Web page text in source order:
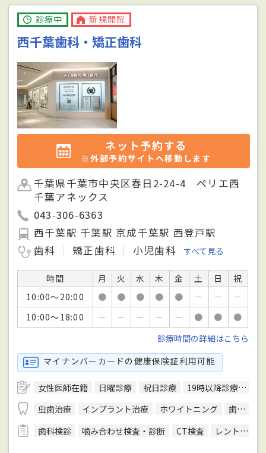
診療中 新規開院
西千葉歯科・矯正歯科
ネット予約する
※外部予約サイトへ移動します
千葉県千葉市中央区春日2-24-4 ペリエ西
千葉アネックス
043-306-6363
西千葉駅 千葉駅 京成千葉駅 西登戸駅
歯科
矯正歯科 小児歯科 すべて見る
時間 月 火 水 木 金 土 日
祝
10:00～20:00
● ● ● ● ● － －
－
10:00～18:00
－ － － － － ● ●
●
診療時間の詳細はこちら
マイナンバーカードの健康保険証利用可能
女性医師在籍 日曜診療 祝日診療 19時以降診療可
虫歯治療
インプラント治療 ホワイトニング
歯列矯正
歯科検診
噛み合わせ検査・診断 CT検査 レントゲン検査